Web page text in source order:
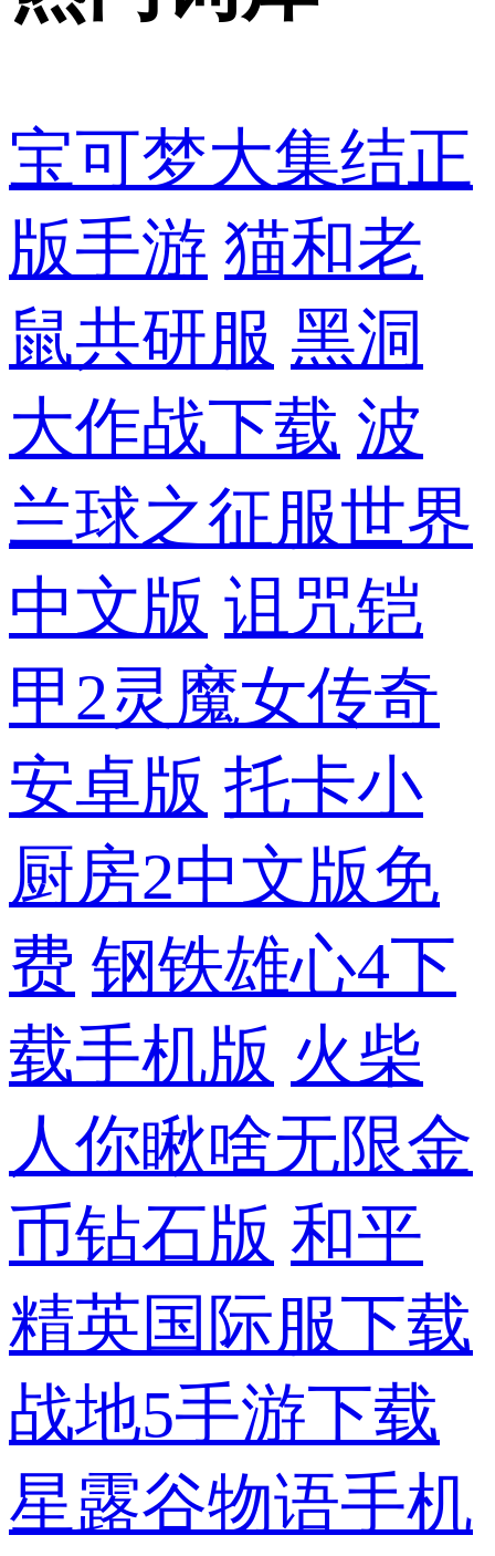
宝可梦大集结正
版手游 猫和老
鼠共研服 黑洞
大作战下载 波
兰球之征服世界
中文版 诅咒铠
甲2灵魔女传奇
安卓版 托卡小
厨房2中文版免
费 钢铁雄心4下
载手机版 火柴
人你瞅啥无限金
币钻石版 和平
精英国际服下载
战地5手游下载
星露谷物语手机